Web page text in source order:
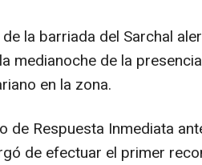
la barriada del Sarchal
medianoche de la
en la zona.
de Respuesta Inmediata
de efectuar el primer